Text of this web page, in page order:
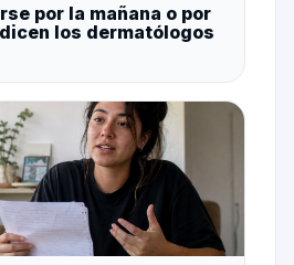
por la mañana o por
los dermatólogos